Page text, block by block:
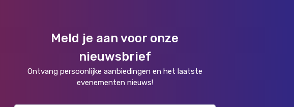
Meld je aan voor onze
nieuwsbrief
Ontvang persoonlijke aanbiedingen en het laatste
evenementen nieuws!